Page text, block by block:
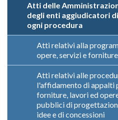
Atti delle
degli enti aggiudicatori
ogni procedura
Atti relativi alla
opere, servizi e forniture
Atti relativi alle
l'affidamento di appalti
forniture, lavori ed
pubblici di
idee e di concessioni